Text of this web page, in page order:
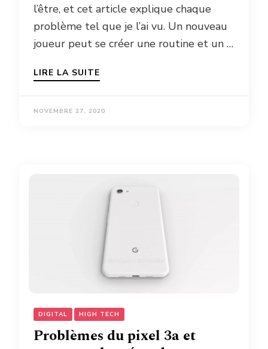
l’être, et cet article explique chaque
problème tel que je l’ai vu. Un nouveau
joueur peut se créer une routine et un …
LIRE LA SUITE
NOVEMBRE 27, 2020
DIGITAL HIGH TECH
Problèmes du pixel 3a et